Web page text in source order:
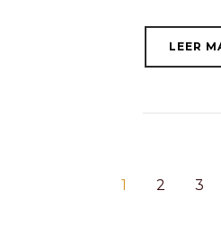
LEER
1 2 3